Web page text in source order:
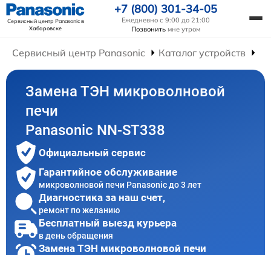
Сервисный центр Panasonicв
Хабаровске
+7 (800) 301-34-05
Ежедневно с 9:00 до 21:00
Позвонить мне утром
Сервисный центр Panasonic Каталог устройств
Замена ТЭН микроволновой
печи
Panasonic NN-ST338
Официальный сервис
Гарантийное обслуживание
микроволновой печи Panasonic до 3 лет
Диагностика за наш счет,
ремонт по желанию
Бесплатный выезд курьера
в день обращения
Замена ТЭН микроволновой печи